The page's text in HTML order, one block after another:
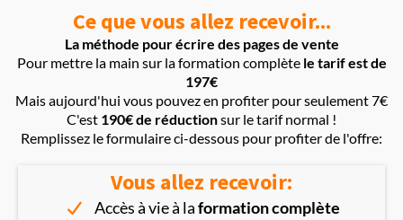
Ce que vous allez recevoir...
La méthode pour écrire des pages de vente
Pour mettre la main sur la formation complète le tarif est de
197€
Mais aujourd'hui vous pouvez en profiter pour seulement 7€
C'est 190€ de réductionsur le tarif normal !
Remplissez le formulaire ci-dessous pour profiter de l'offre:
Vous allez recevoir:
Accès à vie à laformation complète